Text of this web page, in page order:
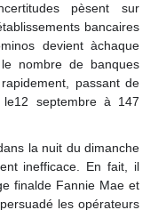
pèsent sur
bancaires
devient àchaque
nombre de banques
passant de
septembre à 147
la nuit du dimanche
inefficace. En fait, il
finalde Fannie Mae et
les opérateurs